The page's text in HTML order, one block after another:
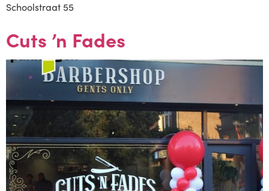
Schoolstraat 55
Cuts ’n Fades